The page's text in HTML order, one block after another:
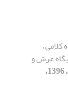
کلامی،
عرش و
[دوره 26، شماره 101، 1396،